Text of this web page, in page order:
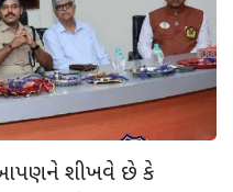
શીખવે છે કે